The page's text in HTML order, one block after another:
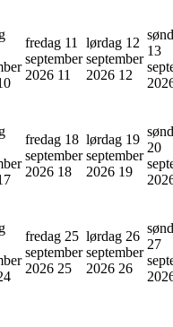
fredag 11
september
2026 11
lørdag 12
september
2026 12
13
fredag 18
september
2026 18
lørdag 19
september
2026 19
20
fredag 25
september
2026 25
lørdag 26
september
2026 26
27